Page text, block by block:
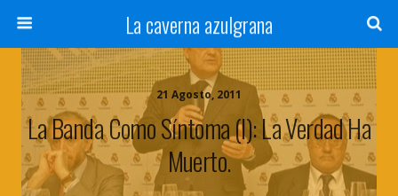
La caverna azulgrana
21 Agosto, 2011
La Banda Como Síntoma (I): La Verdad Ha
Muerto.